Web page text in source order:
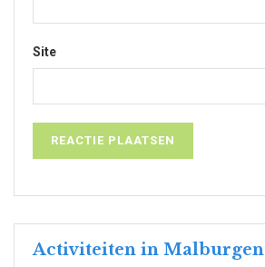
Site
Activiteiten in Malburgen